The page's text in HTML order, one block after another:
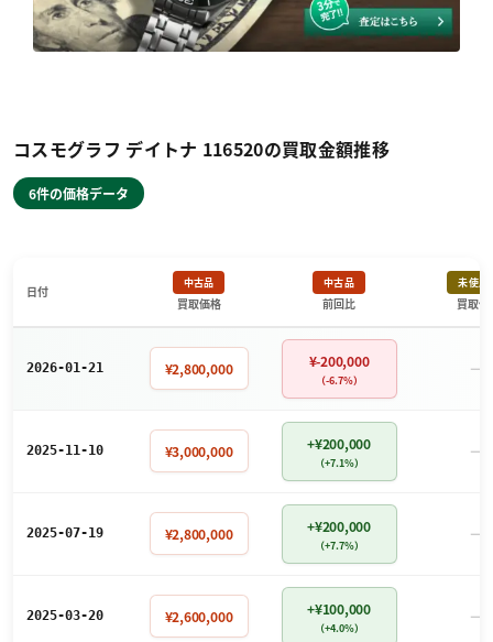
コスモグラフ デイトナ 116520の買取金額推移
6件の価格データ
日付
中古品
買取価格
中古品
前回比
未使用
買取価
2026-01-21 ¥2,800,000 ¥-200,000
（-6.7%） －
2025-11-10 ¥3,000,000 +¥200,000
（+7.1%） －
2025-07-19 ¥2,800,000 +¥200,000
（+7.7%） －
2025-03-20 ¥2,600,000 +¥100,000
（+4.0%） －